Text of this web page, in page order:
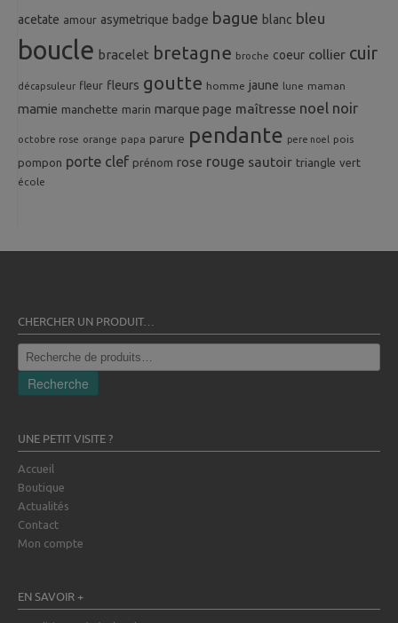
acetate amour asymetrique badge bague blanc bleu
boucle bracelet bretagne broche coeur collier cuir
décapsuleur fleur fleurs goutte homme jaune lune maman
mamie manchette marin marque page maîtresse noel noir
octobre rose orange papa parure pendante pere noel pois
pompon porte clef prénom rose rouge sautoir triangle vert
école
CHERCHER UN PRODUIT…
Recherche
pour :
Recherche
UNE PETIT VISITE ?
Accueil
Boutique
Actualités
Contact
Mon compte
EN SAVOIR +